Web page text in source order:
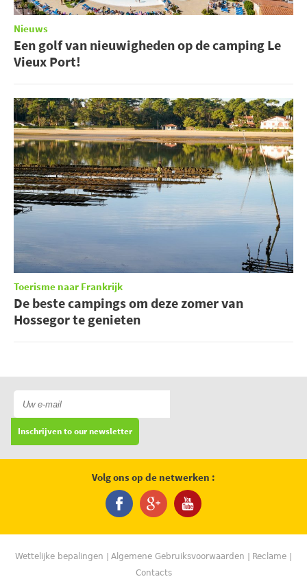
Nieuws
Een golf van nieuwigheden op de camping Le
Vieux Port!
Toerisme naar Frankrijk
De beste campings om deze zomer van
Hossegor te genieten
Inschrijven to our newsletter
Volg ons op de netwerken :
Wettelijke bepalingen Algemene Gebruiksvoorwaarden
Reclame
Contacts